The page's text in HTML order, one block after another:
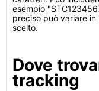
esempio
preciso può variare
scelto.
Dove
tracking